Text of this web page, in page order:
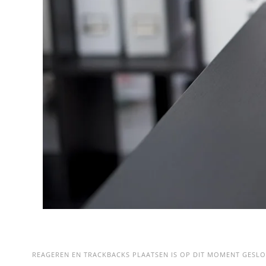
REAGEREN EN TRACKBACKS PLAATSEN IS OP DIT MOMENT